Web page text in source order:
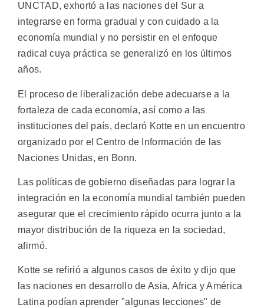
UNCTAD, exhortó a las naciones del Sur a
integrarse en forma gradual y con cuidado a la
economía mundial y no persistir en el enfoque
radical cuya práctica se generalizó en los últimos
años.
El proceso de liberalización debe adecuarse a la
fortaleza de cada economía, así como a las
instituciones del país, declaró Kotte en un encuentro
organizado por el Centro de Información de las
Naciones Unidas, en Bonn.
Las políticas de gobierno diseñadas para lograr la
integración en la economía mundial también pueden
asegurar que el crecimiento rápido ocurra junto a la
mayor distribución de la riqueza en la sociedad,
afirmó.
Kotte se refirió a algunos casos de éxito y dijo que
las naciones en desarrollo de Asia, Africa y América
Latina podían aprender "algunas lecciones" de